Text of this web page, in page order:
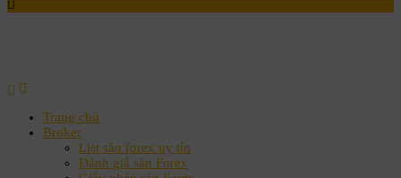
Trang chủ
Broker
List sàn forex uy tín
Đánh giá sàn Forex